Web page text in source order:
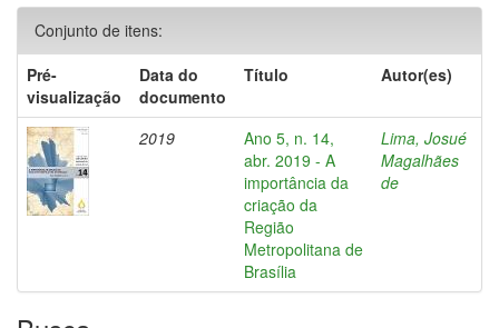
Conjunto de itens:
Pré-
visualização
Data do
documento
Título Autor(es)
2019
Ano 5, n. 14,
abr. 2019 - A
importância da
criação da
Região
Metropolitana de
Brasília
Lima, Josué
Magalhães
de